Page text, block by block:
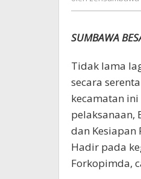
SUMBAWA
Tidak lama
secara
kecamatan
pelaksanaan,
dan Kesiapan
Hadir pada
Forkopimda,